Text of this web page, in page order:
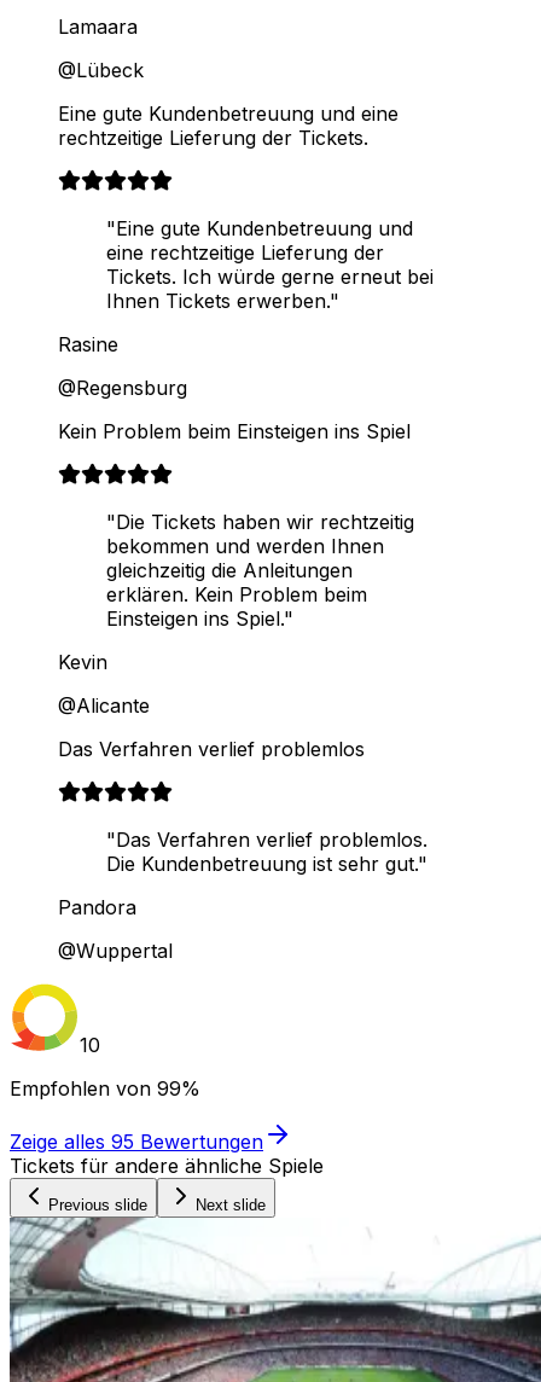
Lamaara
@Lübeck
Eine gute Kundenbetreuung und eine
rechtzeitige Lieferung der Tickets.
"Eine gute Kundenbetreuung und
eine rechtzeitige Lieferung der
Tickets. Ich würde gerne erneut bei
Ihnen Tickets erwerben."
Rasine
@Regensburg
Kein Problem beim Einsteigen ins Spiel
"Die Tickets haben wir rechtzeitig
bekommen und werden Ihnen
gleichzeitig die Anleitungen
erklären. Kein Problem beim
Einsteigen ins Spiel."
Kevin
@Alicante
Das Verfahren verlief problemlos
"Das Verfahren verlief problemlos.
Die Kundenbetreuung ist sehr gut."
Pandora
@Wuppertal
10
Empfohlen von 99%
Zeige alles 95 Bewertungen
Tickets für andere ähnliche Spiele
Previous slide Next slide